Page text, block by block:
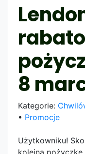
8
Kategorie:
• Promocje
Użytkowniku!
kolejną pożyczkę